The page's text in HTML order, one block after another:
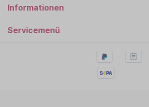
Informationen
Servicemenü